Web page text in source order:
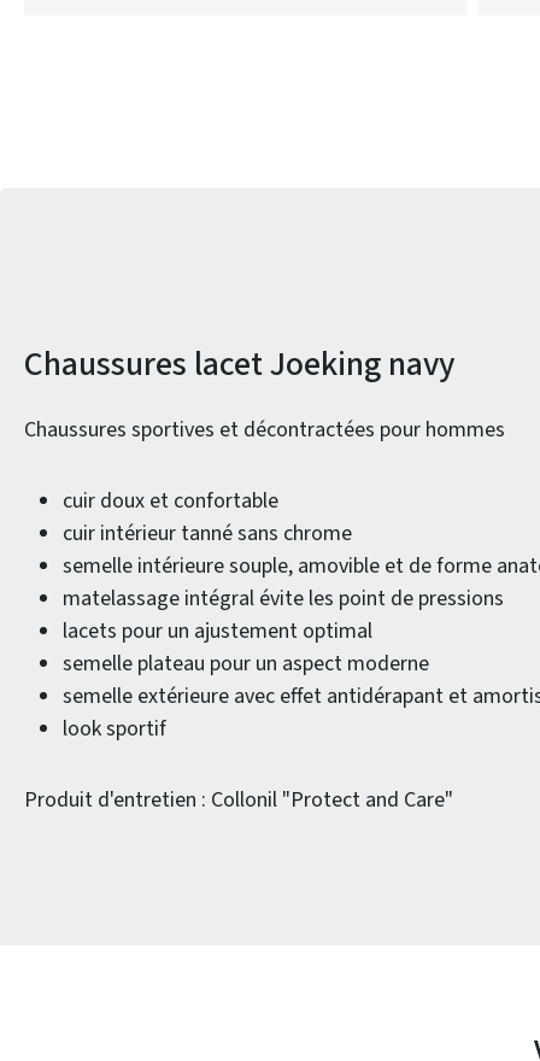
Informations sur le produit
Chaussures lacet Joeking navy
Chaussures sportives et décontractées pour hommes
cuir doux et confortable
cuir intérieur tanné sans chrome
semelle intérieure souple, amovible et de forme
matelassage intégral évite les point de pressions
lacets pour un ajustement optimal
semelle plateau pour un aspect moderne
semelle extérieure avec effet antidérapant et
look sportif
Produit d'entretien : Collonil "Protect and Care"